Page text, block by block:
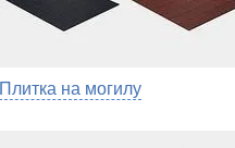
Плитка на могилу